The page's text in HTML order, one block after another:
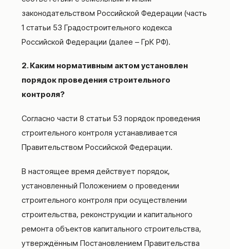
законодательством Российской Федерации (часть
1 статьи 53 Градостроительного кодекса
Российской Федерации (далее – ГрК РФ).
2. Каким нормативным актом установлен
порядок проведения строительного
контроля?
Согласно части 8 статьи 53 порядок проведения
строительного контроля устанавливается
Правительством Российской Федерации.
В настоящее время действует порядок,
установленный Положением о проведении
строительного контроля при осуществлении
строительства, реконструкции и капитального
ремонта объектов капитального строительства,
утверждённым Постановлением Правительства